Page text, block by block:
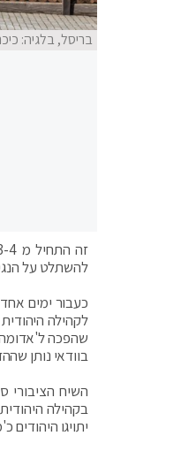
בריסל, בלגיה:
להשתלט על
לקהילה
שהפכה
בוודאי נותן
השיח הציבורי
בקהילה
יתויגו היהודים